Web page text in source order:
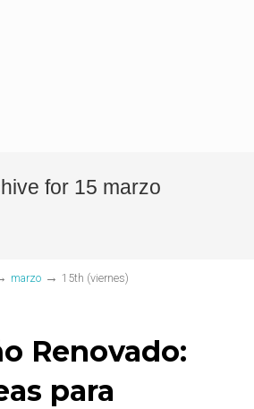
for 15 marzo
marzo → 15th (viernes)
Renovado:
para